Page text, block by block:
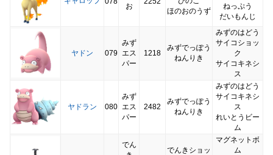
お
ほのおのうず
ねっぷう
だいもんじ
ヤドン 079
みず
エス
パー
1218
みずでっぽう
ねんりき
みずのはどう
サイコショッ
ク
サイコキネシ
ス
ヤドラン 080
みず
エス
パー
2482
みずでっぽう
ねんりき
みずのはどう
サイコキネシ
ス
れいとうビー
ム
でん
でんきショッ
マグネットボ
ム